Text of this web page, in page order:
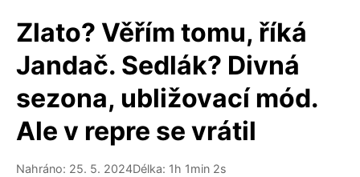
Zlato? Věřím tomu, říká
Jandač. Sedlák? Divná
sezona, ubližovací mód.
Ale v repre se vrátil
Nahráno: 25. 5. 2024Délka: 1h 1min 2s